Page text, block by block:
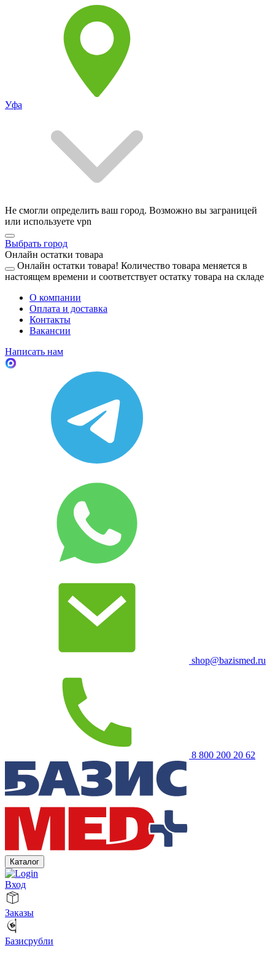
Уфа
Не смогли определить ваш город. Возможно вы заграницей
или используете vpn
Выбрать город
Онлайн остатки товара
Онлайн остатки товара! Количество товара меняется в
настоящем времени и соответствует остатку товара на складе
О компании
Оплата и доставка
Контакты
Вакансии
Написать нам
shop@bazismed.ru
8 800 200 20 62
Каталог
Вход
Заказы
Базисрубли